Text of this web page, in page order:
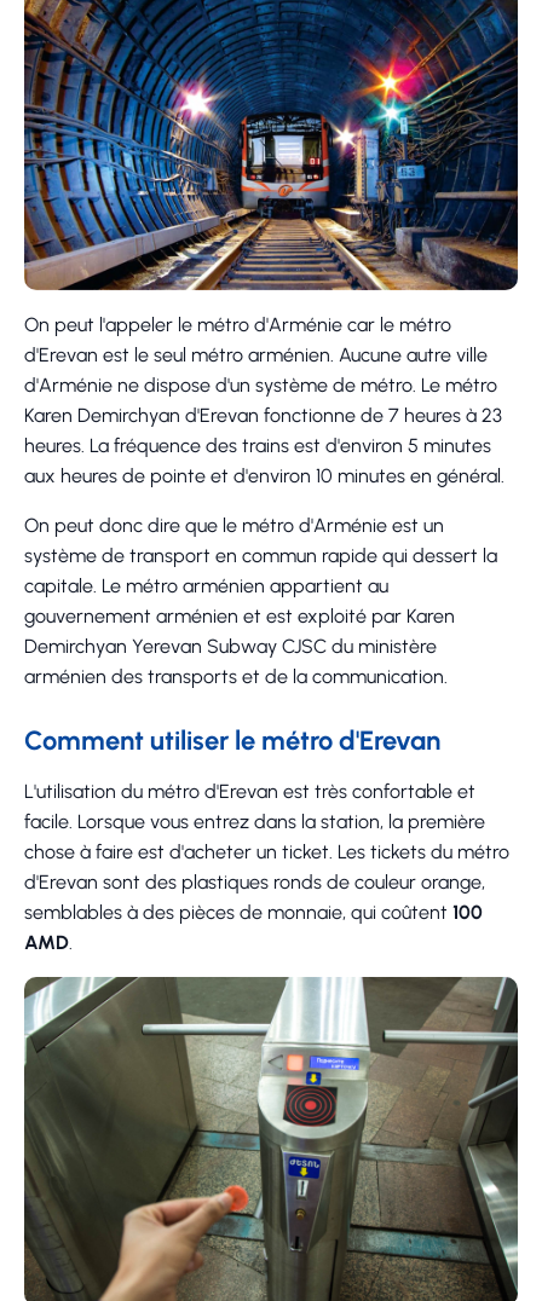
On peut l'appeler le métro d'Arménie car le métro
d'Erevan est le seul métro arménien. Aucune autre ville
d'Arménie ne dispose d'un système de métro. Le métro
Karen Demirchyan d'Erevan fonctionne de 7 heures à 23
heures. La fréquence des trains est d'environ 5 minutes
aux heures de pointe et d'environ 10 minutes en général.
On peut donc dire que le métro d'Arménie est un
système de transport en commun rapide qui dessert la
capitale. Le métro arménien appartient au
gouvernement arménien et est exploité par Karen
Demirchyan Yerevan Subway CJSC du ministère
arménien des transports et de la communication.
Comment utiliser le métro d'Erevan
L'utilisation du métro d'Erevan est très confortable et
facile. Lorsque vous entrez dans la station, la première
chose à faire est d'acheter un ticket. Les tickets du métro
d'Erevan sont des plastiques ronds de couleur orange,
semblables à des pièces de monnaie, qui coûtent 100
AMD